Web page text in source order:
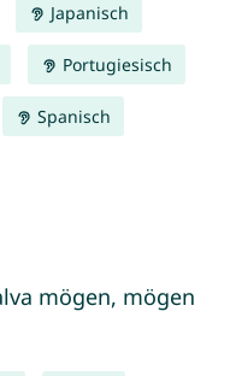
Japanisch
Portugiesisch
Spanisch
mögen, mögen